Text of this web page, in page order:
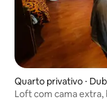
Quarto privativo ⋅
Loft com cama extra,